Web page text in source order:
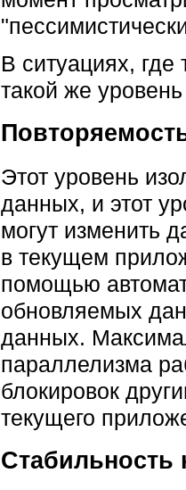
В ситуациях,
такой же
Этот уровень
данных, и этот
могут изменить
в текущем
помощью
обновляемых
данных.
параллелизма
блокировок
текущего
Стабильность